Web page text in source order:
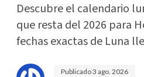
Descubre el calendario
que resta del 2026 para
fechas exactas de Luna
Publicado3 ago. 2026